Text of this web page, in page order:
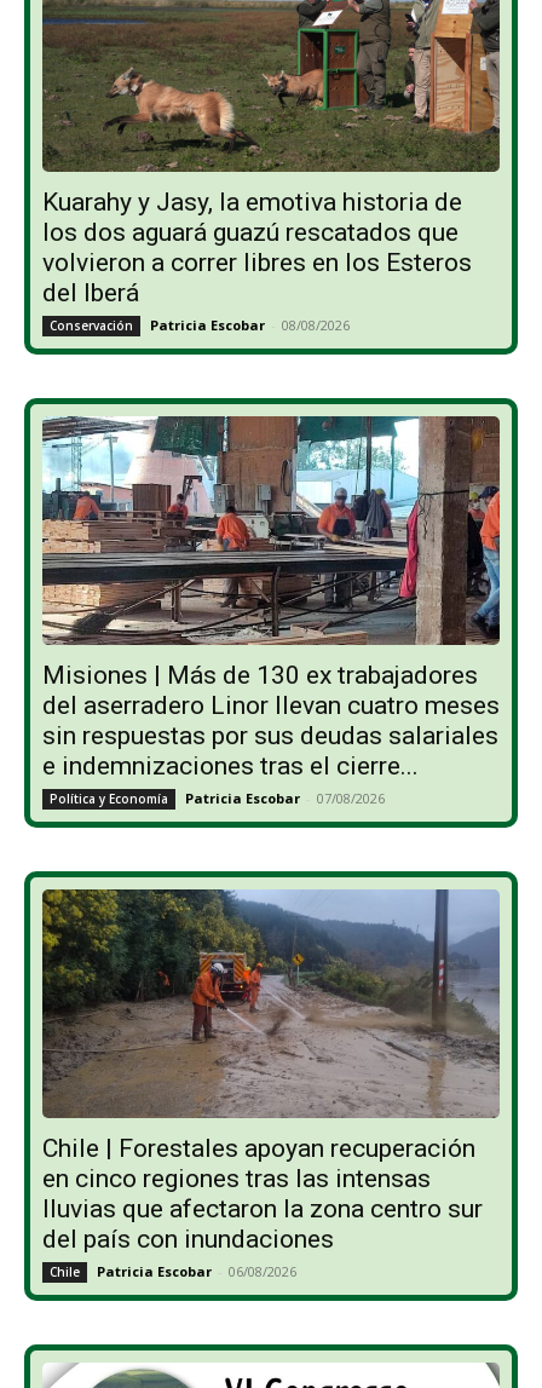
Kuarahy y Jasy, la emotiva historia de
los dos aguará guazú rescatados que
volvieron a correr libres en los Esteros
del Iberá
Conservación Patricia Escobar - 08/08/2026
Misiones | Más de 130 ex trabajadores
del aserradero Linor llevan cuatro meses
sin respuestas por sus deudas salariales
e indemnizaciones tras el cierre...
Política y Economía Patricia Escobar - 07/08/2026
Chile | Forestales apoyan recuperación
en cinco regiones tras las intensas
lluvias que afectaron la zona centro sur
del país con inundaciones
Chile Patricia Escobar - 06/08/2026